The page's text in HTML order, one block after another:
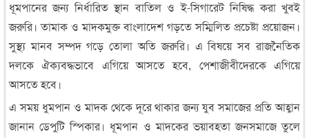
ধূমপানের জন্য নির্ধারিত স্থান বাতিল ও ই-সিগারেট নিষিদ্ধ করা খুবই
জরুরি। তামাক ও মাদকমুক্ত বাংলাদেশ গড়তে সম্মিলিত প্রচেষ্টা প্রয়োজন।
সুস্থ্য মানব সম্পদ গড়ে তোলা অতি জরুরি। এ বিষয়ে সব রাজনৈতিক
দলকে ঐক্যবদ্ধভাবে এগিয়ে আসতে হবে, পেশাজীবীদেরকে এগিয়ে
আসতে হবে।
এ সময় ধুমপান ও মাদক থেকে দূরে থাকার জন্য যুব সমাজের প্রতি আহ্বান
জানান ডেপুটি স্পিকার। ধূমপান ও মাদকের ভয়াবহতা জনসমাজে তুলে